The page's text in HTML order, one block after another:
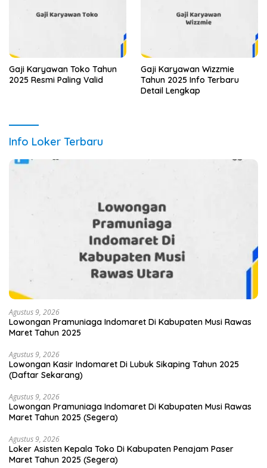
Gaji Karyawan Toko Tahun
2025 Resmi Paling Valid
Gaji Karyawan Wizzmie
Tahun 2025 Info Terbaru
Detail Lengkap
Info Loker Terbaru
Agustus 9, 2026
Lowongan Pramuniaga Indomaret Di Kabupaten Musi Rawas
Maret Tahun 2025
Agustus 9, 2026
Lowongan Kasir Indomaret Di Lubuk Sikaping Tahun 2025
(Daftar Sekarang)
Agustus 9, 2026
Lowongan Pramuniaga Indomaret Di Kabupaten Musi Rawas
Maret Tahun 2025 (Segera)
Agustus 9, 2026
Loker Asisten Kepala Toko Di Kabupaten Penajam Paser
Maret Tahun 2025 (Segera)